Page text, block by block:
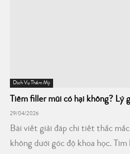
Dịch Vụ Thẩm Mỹ
Tiêm filler mũi có hại không? Lý
29/04/2026
Bài viết giải đáp chi tiết thắc
không dưới góc độ khoa học.